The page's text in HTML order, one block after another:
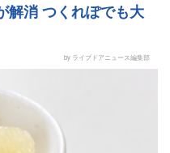
解消 つくれぽでも大
by ライブドアニュース編集部